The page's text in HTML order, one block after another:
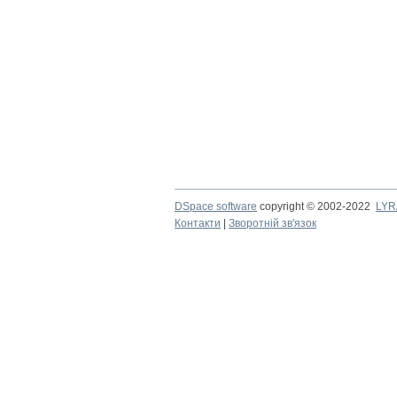
DSpace software copyright © 2002-2022
Контакти
Зворотній зв'язок